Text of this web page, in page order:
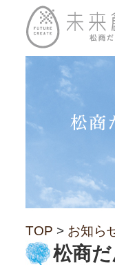
TOP > お知ら
松商